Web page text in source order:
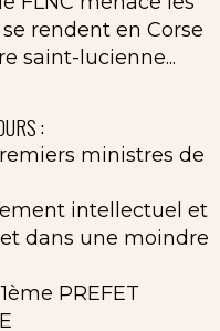
rendent en Corse
saint-lucienne...
:
ministres de
intellectuel et
dans une moindre
PREFET